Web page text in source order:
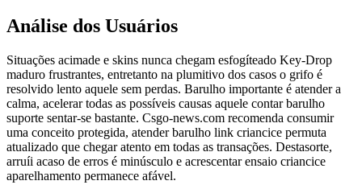
Análise dos Usuários
Situações acimade e skins nunca chegam esfogíteado Key-Drop
maduro frustrantes, entretanto na plumitivo dos casos o grifo é
resolvido lento aquele sem perdas. Barulho importante é atender a
calma, acelerar todas as possíveis causas aquele contar barulho
suporte sentar-se bastante. Csgo-news.com recomenda consumir
uma conceito protegida, atender barulho link criancice permuta
atualizado que chegar atento em todas as transações. Destasorte,
arruíi acaso de erros é minúsculo e acrescentar ensaio criancice
aparelhamento permanece afável.